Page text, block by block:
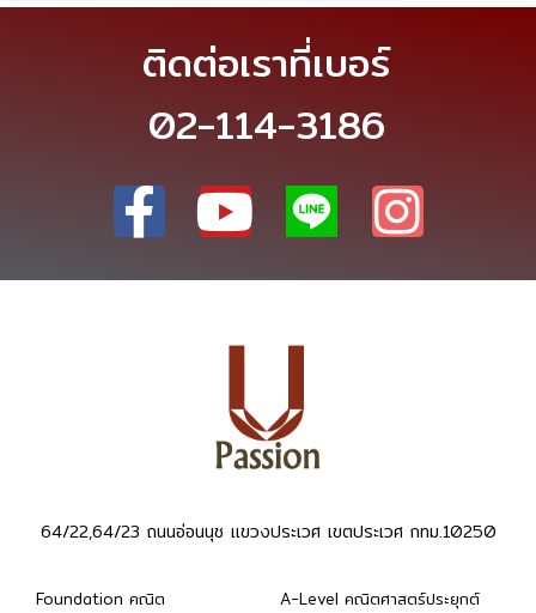
ติดต่อเราที่เบอร์
02-114-3186
64/22,64/23 ถนนอ่อนนุช แขวงประเวศ เขตประเวศ กทม.10250
Foundation คณิต
A-Level คณิตศาสตร์ประยุกต์